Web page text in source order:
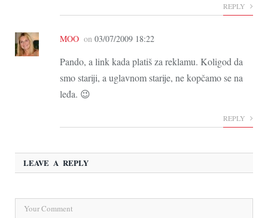
REPLY
MOO on 03/07/2009 18:22
Pando, a link kada platiš za reklamu. Koligod da
smo stariji, a uglavnom starije, ne kopčamo se na
leđa. 😉
REPLY
LEAVE A REPLY